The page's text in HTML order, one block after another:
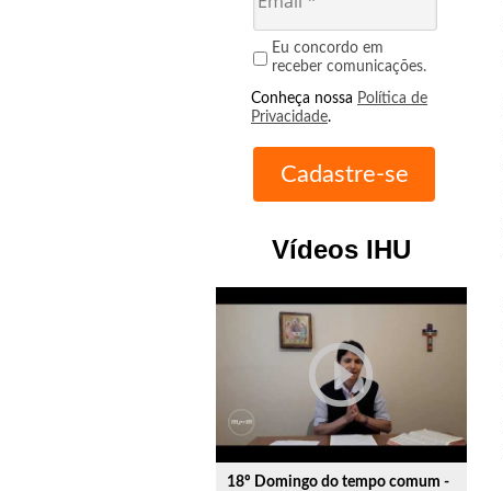
Eu concordo em
receber comunicações.
Conheça nossa Política de
Privacidade.
Vídeos IHU
play_circle_outline
18º Domingo do tempo comum -